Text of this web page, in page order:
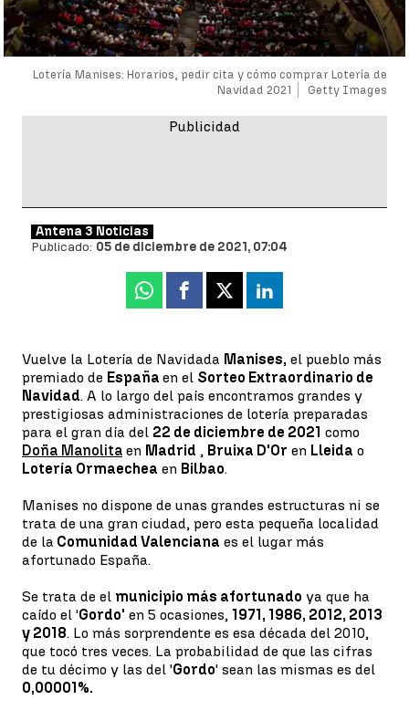
Lotería Manises: Horarios, pedir cita y cómo comprar Lotería de
Navidad 2021
Getty Images
Antena 3 Noticias
Publicado: 05 de diciembre de 2021, 07:04
Whatsapp
Facebook
X Linkedin
Vuelve la Lotería de Navidada Manises, el pueblo más
premiado de España en el Sorteo Extraordinario de
Navidad. A lo largo del país encontramos grandes y
prestigiosas administraciones de lotería preparadas
para el gran día del 22 de diciembre de 2021 como
Doña Manolita en Madrid , Bruixa D'Or en Lleida o
Lotería Ormaechea en Bilbao.
Manises no dispone de unas grandes estructuras ni se
trata de una gran ciudad, pero esta pequeña localidad
de la Comunidad Valenciana es el lugar más
afortunado España.
Se trata de el municipio más afortunado ya que ha
caído el 'Gordo' en 5 ocasiones, 1971, 1986, 2012, 2013
y 2018. Lo más sorprendente es esa década del 2010,
que tocó tres veces. La probabilidad de que las cifras
de tu décimo y las del 'Gordo' sean las mismas es del
0,00001%.